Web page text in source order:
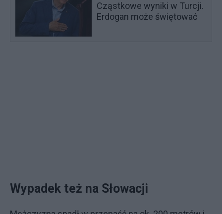
Cząstkowe wyniki w Turcji.
Erdogan może świętować
Wypadek też na Słowacji